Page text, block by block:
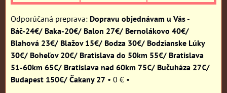
Dopravu objednávam u Vás -
Báč-24€/ Baka-20€/ Balon 27€/ Bernolákovo 40€/
Blahová 23€/ Blažov 15€/ Bodza 30€/ Bodzianske Lúky
30€/ Boheľov 20€/ Bratislava do 50km 55€/ Bratislava
51-60km 65€/ Bratislava nad 60km 75€/ Bučuháza 27€/
Budapest 150€/ Čakany 27 • 0 € •